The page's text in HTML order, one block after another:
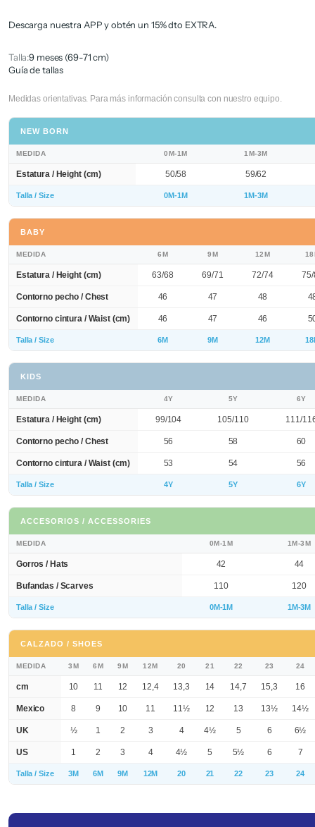
Descarga nuestra APP y obtén un 15% dto EXTRA.
Talla:9 meses (69-71 cm)
Guía de tallas
Medidas orientativas. Para más información consulta con nuestro equipo.
NEW BORN
MEDIDA 0M-1M 1M-3M
Estatura / Height (cm) 50/58 59/62
Talla / Size 0M-1M 1M-3M
BABY
MEDIDA 6M 9M 12M
Estatura / Height (cm) 63/68 69/71 72/74
Contorno pecho / Chest 46 47 48
Contorno cintura / Waist (cm) 46 47 46
Talla / Size 6M 9M 12M
KIDS
MEDIDA 4Y 5Y 6Y
Estatura / Height (cm) 99/104 105/110 111/
Contorno pecho / Chest 56 58 60
Contorno cintura / Waist (cm) 53 54 56
Talla / Size 4Y 5Y 6Y
ACCESORIOS / ACCESSORIES
MEDIDA 0M-1M 1M-3M
Gorros / Hats 42 44
Bufandas / Scarves 110 120
Talla / Size 0M-1M 1M-3M
CALZADO / SHOES
MEDIDA 3M 6M 9M 12M 20 21 22 23 24
cm 10 11 12 12,4 13,3 14 14,7 15,3 16
Mexico 8 9 10 11 11½ 12 13 13½ 14½
UK ½ 1 2 3 4 4½ 5 6 6½
US 1 2 3 4 4½ 5 5½ 6 7
Talla / Size 3M 6M 9M 12M 20 21 22 23 24